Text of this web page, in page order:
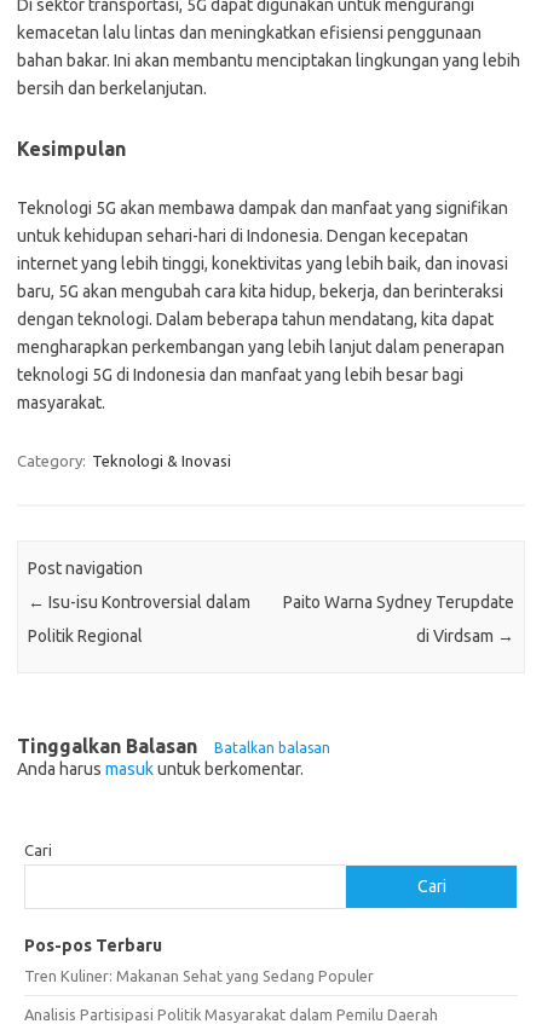
Di sektor transportasi, 5G dapat digunakan untuk mengurangi
kemacetan lalu lintas dan meningkatkan efisiensi penggunaan
bahan bakar. Ini akan membantu menciptakan lingkungan yang lebih
bersih dan berkelanjutan.
Kesimpulan
Teknologi 5G akan membawa dampak dan manfaat yang signifikan
untuk kehidupan sehari-hari di Indonesia. Dengan kecepatan
internet yang lebih tinggi, konektivitas yang lebih baik, dan inovasi
baru, 5G akan mengubah cara kita hidup, bekerja, dan berinteraksi
dengan teknologi. Dalam beberapa tahun mendatang, kita dapat
mengharapkan perkembangan yang lebih lanjut dalam penerapan
teknologi 5G di Indonesia dan manfaat yang lebih besar bagi
masyarakat.
Category: Teknologi & Inovasi
Post navigation
← Isu-isu Kontroversial dalam
Politik Regional
Paito Warna Sydney Terupdate
di Virdsam →
Tinggalkan Balasan Batalkan balasan
Anda harus masukuntuk berkomentar.
Cari
Cari
Pos-pos Terbaru
Tren Kuliner: Makanan Sehat yang Sedang Populer
Analisis Partisipasi Politik Masyarakat dalam Pemilu Daerah